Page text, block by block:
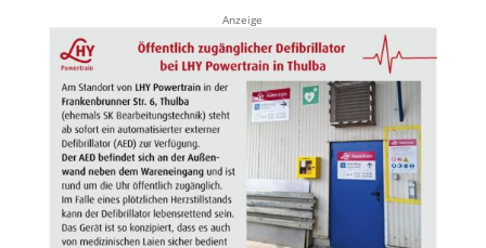
Anzeige